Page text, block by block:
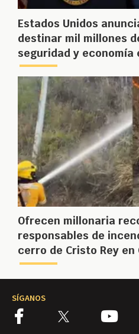
Estados Unidos
destinar mil millones
seguridad y economía
Ofrecen millonaria
responsables de
cerro de Cristo Rey en
SÍGANOS